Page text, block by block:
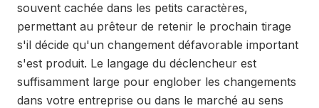
souvent cachée dans les petits caractères,
permettant au prêteur de retenir le prochain tirage
s'il décide qu'un changement défavorable important
s'est produit. Le langage du déclencheur est
suffisamment large pour englober les changements
dans votre entreprise ou dans le marché au sens